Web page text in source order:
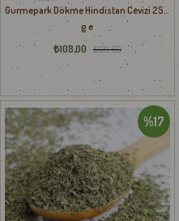
Gurmepark Dökme Hindistan Cevizi 250
g e
₺108,00 ₺129,60
%17